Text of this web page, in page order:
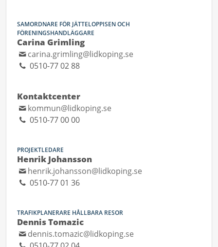
SAMORDNARE FÖR JÄTTELOPPISEN OCH
FÖRENINGSHANDLÄGGARE
Carina Grimling
carina.grimling@lidkoping.se
0510-77 02 88
Kontaktcenter
kommun@lidkoping.se
0510-77 00 00
PROJEKTLEDARE
Henrik Johansson
henrik.johansson@lidkoping.se
0510-77 01 36
TRAFIKPLANERARE HÅLLBARA RESOR
Dennis Tomazic
dennis.tomazic@lidkoping.se